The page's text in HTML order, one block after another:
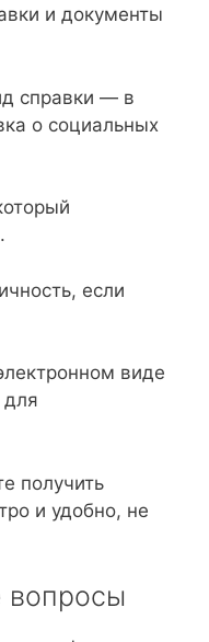
и документы
справки — в
о социальных
если
виде
для
получить
и удобно, не
вопросы